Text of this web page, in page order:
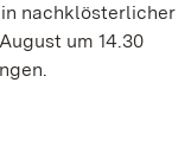
nachklösterlicher
um 14.30